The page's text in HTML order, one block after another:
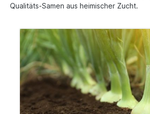
Qualitäts-Samen aus heimischer Zucht.